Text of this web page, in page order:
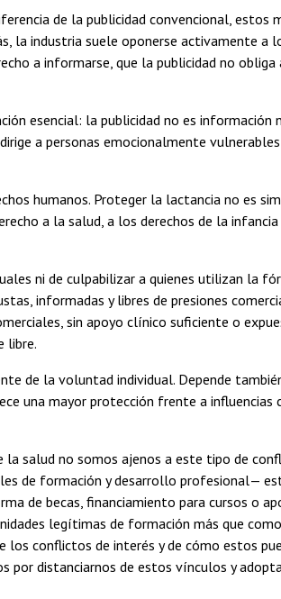
de la publicidad convencional, estos
la industria suele oponerse activamente
a informarse, que la publicidad no obliga
esencial: la publicidad no es información
a personas emocionalmente
humanos. Proteger la lactancia no es
a la salud, a los derechos de la
ni de culpabilizar a quienes utilizan la
informadas y libres de presiones
sin apoyo clínico suficiente o
libre.
de la voluntad individual. Depende
una mayor protección frente a influencias
salud no somos ajenos a este tipo de
de formación y desarrollo profesional—
de becas, financiamiento para cursos o
legítimas de formación más que
los conflictos de interés y de cómo estos
por distanciarnos de estos vínculos y